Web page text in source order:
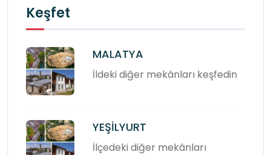
Keşfet
MALATYA
İldeki diğer mekânları keşfedin
YEŞİLYURT
İlçedeki diğer mekânları